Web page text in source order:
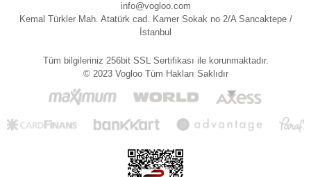
info@vogloo.com
Kemal Türkler Mah. Atatürk cad. Kamer Sokak no 2/A Sancaktepe /
İstanbul
Tüm bilgileriniz 256bit SSL Sertifikası ile korunmaktadır.
© 2023 Vogloo Tüm Hakları Saklıdır